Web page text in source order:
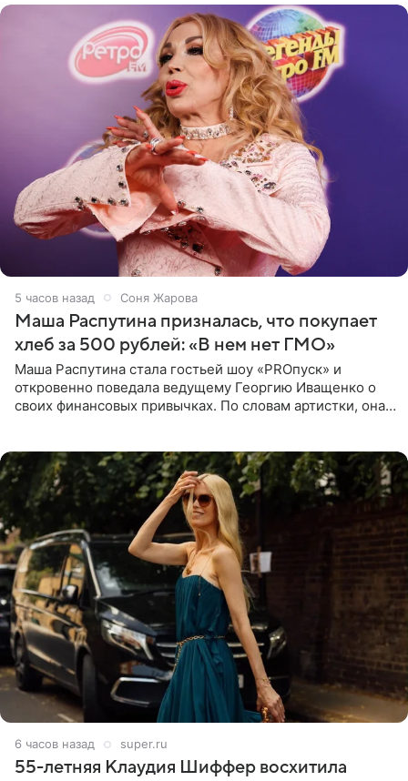
5 часов назад Соня Жарова
Маша Распутина призналась, что покупает
хлеб за 500 рублей: «В нем нет ГМО»
Маша Распутина стала гостьей шоу «PROпуск» и
откровенно поведала ведущему Георгию Иващенко о
своих финансовых привычках. По словам артистки, она
6 часов назад super.ru
55-летняя Клаудия Шиффер восхитила